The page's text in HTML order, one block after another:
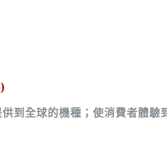
到全球的機種；使消費者體驗